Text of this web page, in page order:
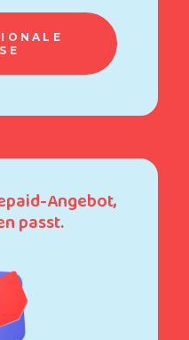
Angebot,
passt.